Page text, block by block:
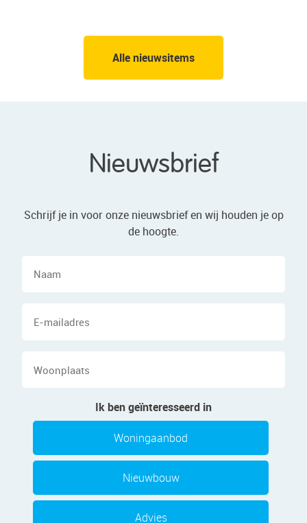
Alle nieuwsitems
Nieuwsbrief
Schrijf je in voor onze nieuwsbrief en wij houden je op
de hoogte.
Ik ben geïnteresseerd in
Woningaanbod
Nieuwbouw
Advies